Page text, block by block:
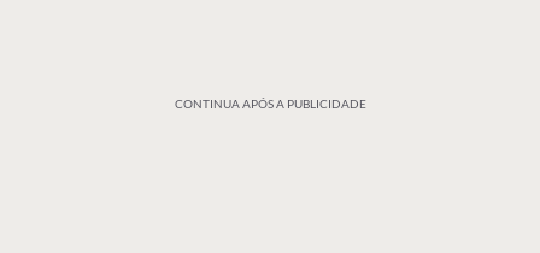
CONTINUA APÓS A PUBLICIDADE